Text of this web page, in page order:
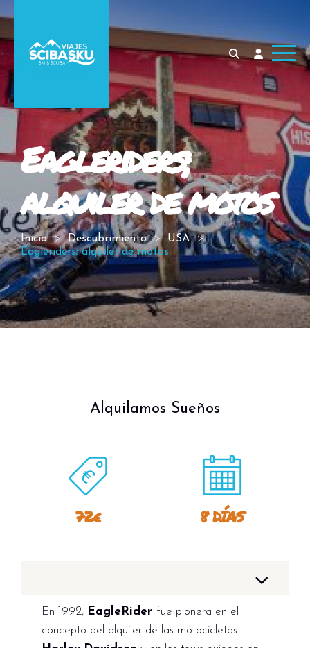
Eagleriders;
alquiler de motos
Inicio Descubrimiento
USA
Eagleriders; alquiler de motos
Alquilamos Sueños
72€ 8 DÍAS
En 1992, EagleRider fue pionera en el
concepto del alquiler de las motocicletas